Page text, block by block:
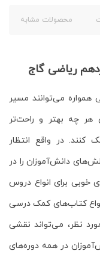
محصولات مشابه
ریاضی گاج
می‌توانند مسیر
هر چه بهتر و راحت‌تر
در واقع انتظار
دانش‌آموزان را در
خوبی برای انواع دروس
کتاب‌های کمک درسی
نظر، می‌تواند نقشی
در همه دوره‌های